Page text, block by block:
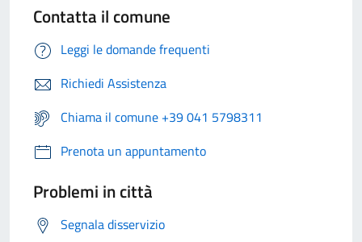
Contatta il comune
Leggi le domande frequenti
Richiedi Assistenza
Chiama il comune +39 041 5798311
Prenota un appuntamento
Problemi in città
Segnala disservizio